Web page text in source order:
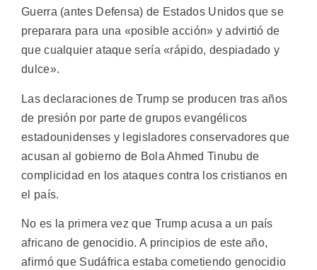
Guerra (antes Defensa) de Estados Unidos que se
preparara para una «posible acción» y advirtió de
que cualquier ataque sería «rápido, despiadado y
dulce».
Las declaraciones de Trump se producen tras años
de presión por parte de grupos evangélicos
estadounidenses y legisladores conservadores que
acusan al gobierno de Bola Ahmed Tinubu de
complicidad en los ataques contra los cristianos en
el país.
No es la primera vez que Trump acusa a un país
africano de genocidio. A principios de este año,
afirmó que Sudáfrica estaba cometiendo genocidio